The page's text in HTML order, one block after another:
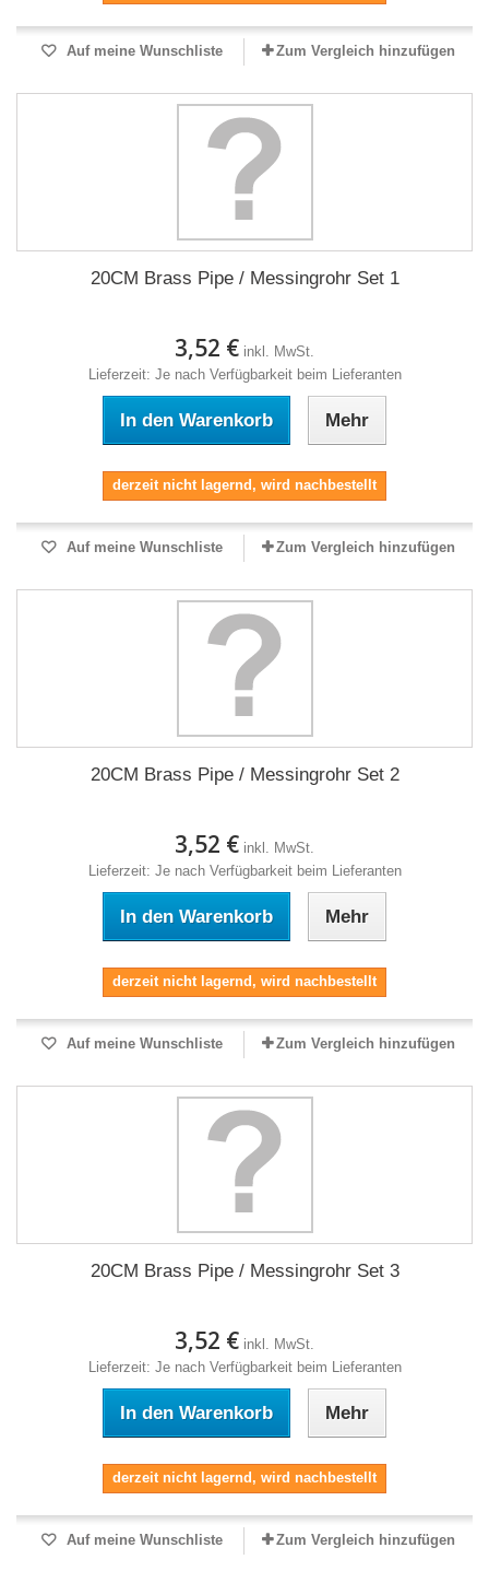
Auf meine Wunschliste Zum Vergleich hinzufügen
20CM Brass Pipe / Messingrohr Set 1
3,52 € inkl. MwSt.
Lieferzeit: Je nach Verfügbarkeit beim Lieferanten
In den Warenkorb Mehr
derzeit nicht lagernd, wird nachbestellt
Auf meine Wunschliste Zum Vergleich hinzufügen
20CM Brass Pipe / Messingrohr Set 2
3,52 € inkl. MwSt.
Lieferzeit: Je nach Verfügbarkeit beim Lieferanten
In den Warenkorb Mehr
derzeit nicht lagernd, wird nachbestellt
Auf meine Wunschliste Zum Vergleich hinzufügen
20CM Brass Pipe / Messingrohr Set 3
3,52 € inkl. MwSt.
Lieferzeit: Je nach Verfügbarkeit beim Lieferanten
In den Warenkorb Mehr
derzeit nicht lagernd, wird nachbestellt
Auf meine Wunschliste Zum Vergleich hinzufügen